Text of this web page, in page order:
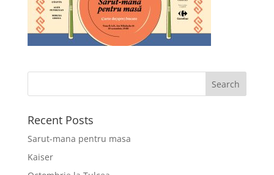
Recent Posts
Sarut-mana pentru masa
Kaiser